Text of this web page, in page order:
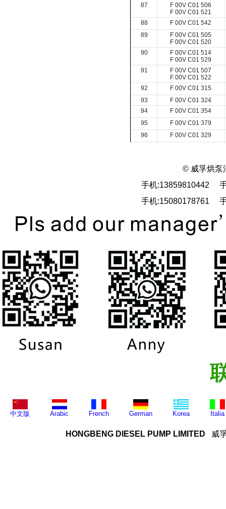
87
F 00V C01 506
F 00V C01 521
88
F 00V C01 542
89
F 00V C01 505
F 00V C01 520
90
F 00V C01 514
F 00V C01 529
91
F 00V C01 507
F 00V C01 522
92
F 00V C01 315
93
F 00V C01 324
94
F 00V C01 354
95
F 00V C01 379
96
F 00V C01 329
© 威孚烘泵
手机:13859810442
手机:15080178761
中文版 Arabic French German Korea Italia
HONGBENG DIESEL PUMP LIMITED 威